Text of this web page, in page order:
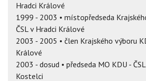
Hradci Králové
1999 - 2003 • místopředseda
ČSL v Hradci Králové
2003 - 2005 • člen Krajského výboru
Králové
2003 - dosud • předseda MO KDU -
Kostelci